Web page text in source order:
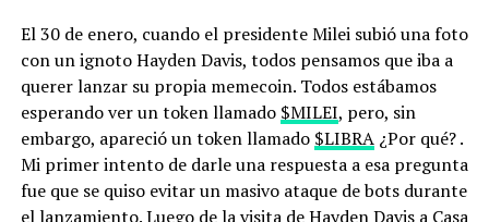
El 30 de enero, cuando el presidente Milei subió una foto
con un ignoto Hayden Davis, todos pensamos que iba a
querer lanzar su propia memecoin. Todos estábamos
esperando ver un token llamado $MILEI, pero, sin
embargo, apareció un token llamado $LIBRA¿Por qué? .
Mi primer intento de darle una respuesta a esa pregunta
fue que se quiso evitar un masivo ataque de bots durante
el lanzamiento. Luego de la visita de Hayden Davis a Casa